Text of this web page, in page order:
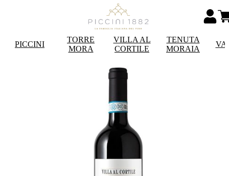
PICCINI
TORRE
MORA
VILLA AL
CORTILE
TENUTA
MORAIA